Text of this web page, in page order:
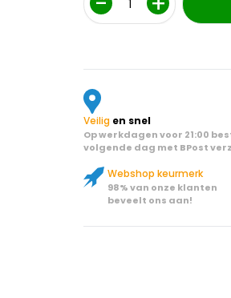
Veilig en snel
Op werkdagen voor 21:00
volgende dag met BPost
Webshop keurmerk
98% van onze klanten
beveelt ons aan!